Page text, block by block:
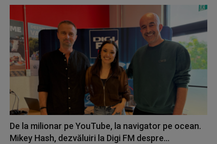
De la milionar pe YouTube, la navigator pe ocean.
Mikey Hash, dezvăluiri la Digi FM despre...